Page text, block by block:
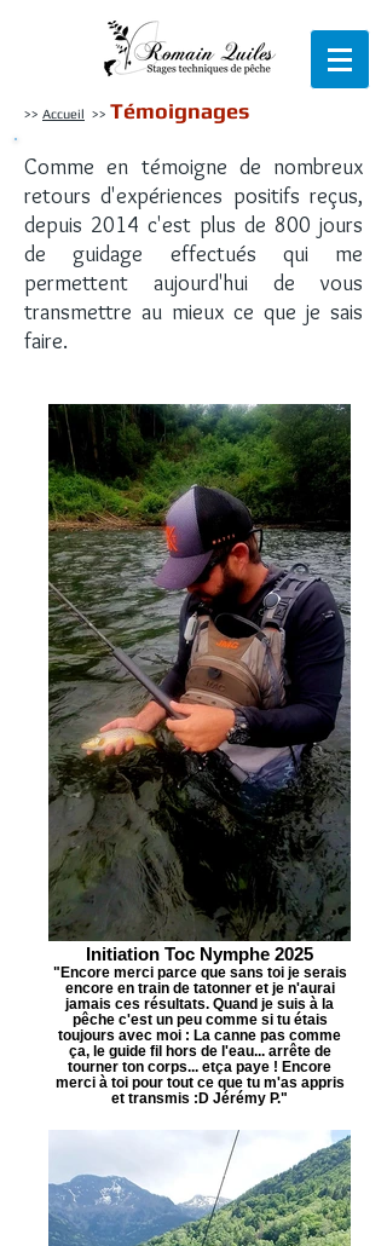
>> Accueil >> Témoignages
Comme en témoigne de nombreux
retours d'expériences positifs reçus,
depuis 2014 c'est plus de 800 jours
de guidage effectués qui me
permettent aujourd'hui de vous
transmettre au mieux ce que je sais
faire.
Initiation Toc Nymphe 2025
"Encore merci parce que sans toi je serais
encore en train de tatonner et je n'aurai
jamais ces résultats. Quand je suis à la
pêche c'est un peu comme si tu étais
toujours avec moi : La canne pas comme
ça, le guide fil hors de l'eau... arrête de
tourner ton corps... etça paye ! Encore
merci à toi pour tout ce que tu m'as appris
et transmis :D Jérémy P."